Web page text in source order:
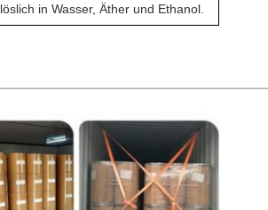
in Wasser, Äther und Ethanol.